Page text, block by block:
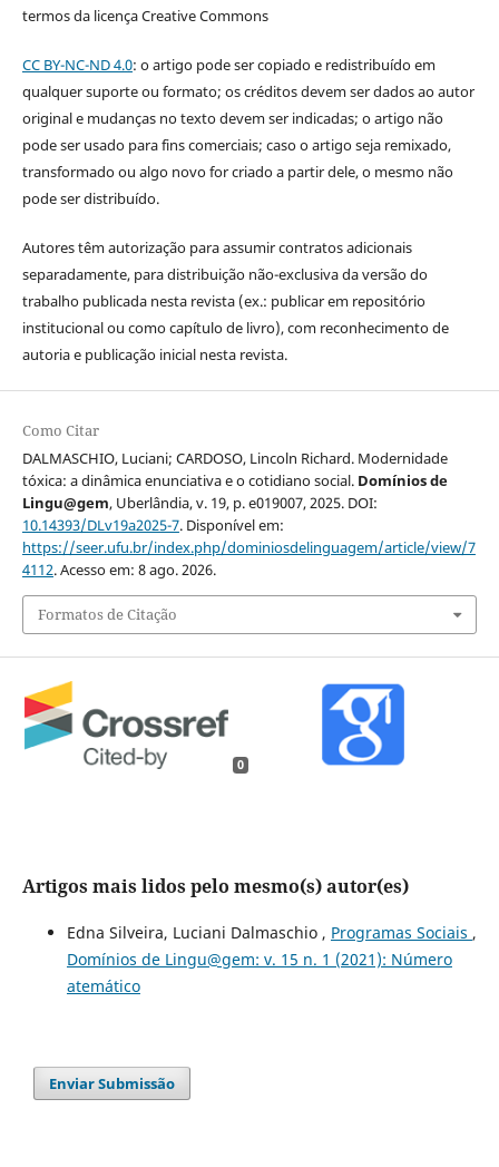
termos da licença Creative Commons
CC BY-NC-ND 4.0: o artigo pode ser copiado e redistribuído em
qualquer suporte ou formato; os créditos devem ser dados ao autor
original e mudanças no texto devem ser indicadas; o artigo não
pode ser usado para fins comerciais; caso o artigo seja remixado,
transformado ou algo novo for criado a partir dele, o mesmo não
pode ser distribuído.
Autores têm autorização para assumir contratos adicionais
separadamente, para distribuição não-exclusiva da versão do
trabalho publicada nesta revista (ex.: publicar em repositório
institucional ou como capítulo de livro), com reconhecimento de
autoria e publicação inicial nesta revista.
Como Citar
DALMASCHIO, Luciani; CARDOSO, Lincoln Richard. Modernidade
tóxica: a dinâmica enunciativa e o cotidiano social. Domínios de
Lingu@gem, Uberlândia, v. 19, p. e019007, 2025. DOI:
10.14393/DLv19a2025-7. Disponível em:
https://seer.ufu.br/index.php/dominiosdelinguagem/article/view/7
4112. Acesso em: 8 ago. 2026.
Formatos de Citação
0
Artigos mais lidos pelo mesmo(s) autor(es)
Edna Silveira, Luciani Dalmaschio , Programas Sociais ,
Domínios de Lingu@gem: v. 15 n. 1 (2021): Número
atemático
Enviar Submissão